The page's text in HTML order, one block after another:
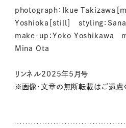
photograph：Ikue Takizawa［
Yoshioka［still］ styling：
make-up：Yoko Yoshikawa
Mina Ota
リンネル2025年5月号
※画像・文章の無断転載はご遠慮